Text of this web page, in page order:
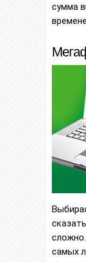
сумма
самых